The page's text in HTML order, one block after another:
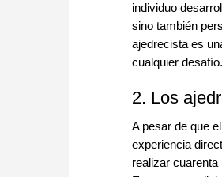
individuo
sino también
ajedrecista es
cualquier desafío.
2. Los
A pesar de que
experiencia
realizar